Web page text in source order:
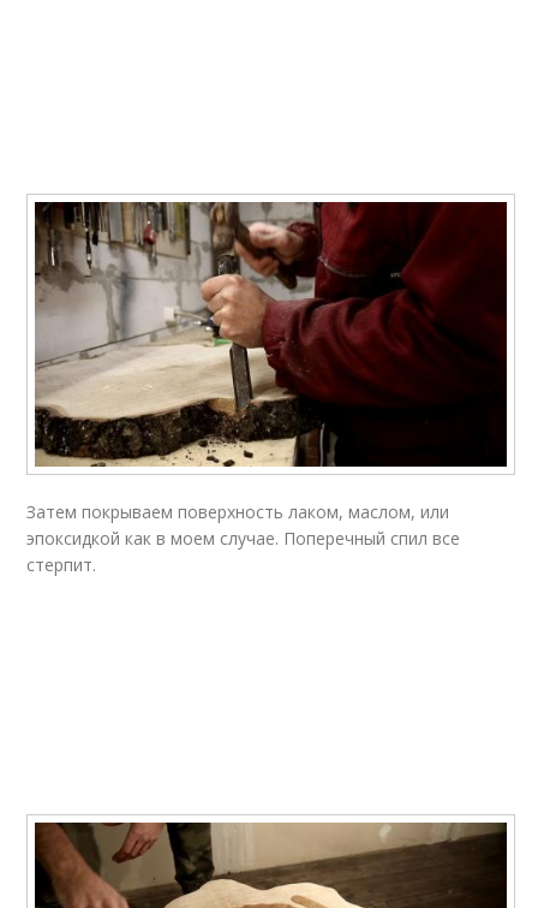
Затем покрываем поверхность лаком, маслом, или
эпоксидкой как в моем случае. Поперечный спил все
стерпит.